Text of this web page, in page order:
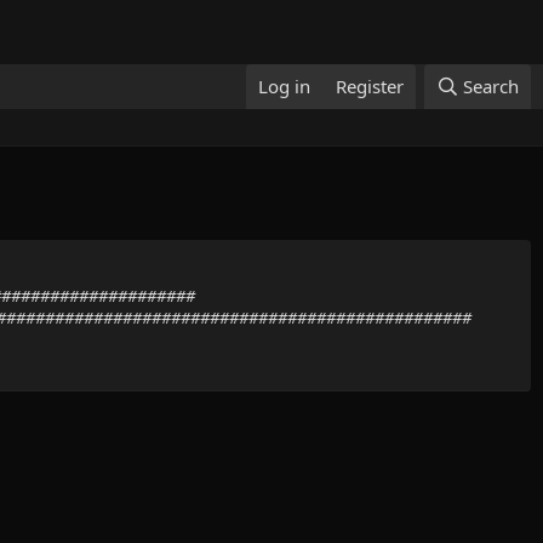
Log in Register Search